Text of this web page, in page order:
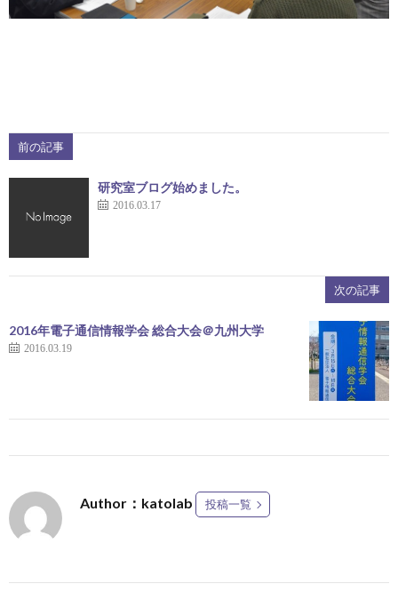
前の記事
研究室ブログ始めました。
2016.03.17
次の記事
2016年電子通信情報学会 総合大会＠九州大学
2016.03.19
Author：katolab 投稿一覧